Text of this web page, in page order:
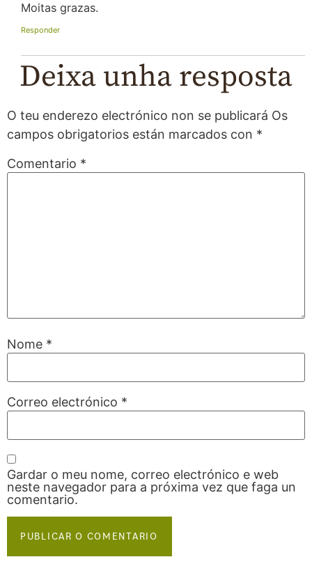
Moitas grazas.
Responder
Deixa unha resposta
O teu enderezo electrónico non se publicará Os
campos obrigatorios están marcados con *
Comentario *
Nome *
Correo electrónico *
Gardar o meu nome, correo electrónico e web
neste navegador para a próxima vez que faga un
comentario.